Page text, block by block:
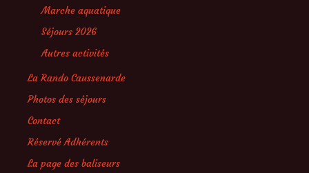
Marche aquatique
Séjours 2026
Autres activités
La Rando Caussenarde
Photos des séjours
Contact
Réservé Adhérents
La page des baliseurs